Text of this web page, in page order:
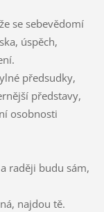
se sebevědomí
úspěch,
předsudky,
představy,
osobnosti
raději budu sám,
najdou tě.